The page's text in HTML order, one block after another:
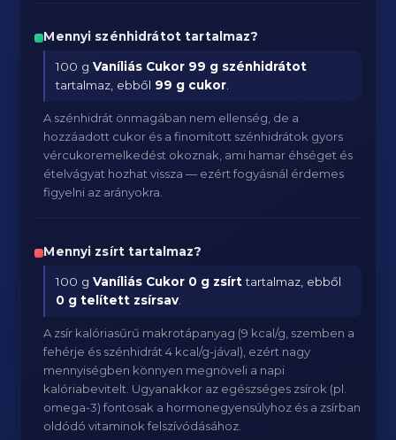
Mennyi szénhidrátot tartalmaz?
100 gVaníliás Cukor 99 g szénhidrátot
tartalmaz, ebből 99 g cukor
A szénhidrát önmagában nem ellenség, de a
hozzáadott cukor és a finomított szénhidrátok gyors
vércukoremelkedést okoznak, ami hamar éhséget és
ételvágyat hozhat vissza — ezért fogyásnál érdemes
figyelni az arányokra.
Mennyi zsírt tartalmaz?
100 gVaníliás Cukor 0 g zsírttartalmaz, ebből
0 g telített zsírsav
A zsír kalóriasűrű makrotápanyag (9 kcal/g, szemben a
fehérje és szénhidrát 4 kcal/g-jával), ezért nagy
mennyiségben könnyen megnöveli a napi
kalóriabevitelt. Ugyanakkor az egészséges zsírok (pl.
omega-3) fontosak a hormonegyensúlyhoz és a zsírban
oldódó vitaminok felszívódásához.